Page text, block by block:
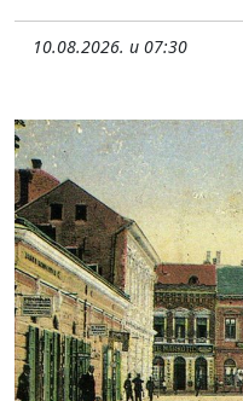
10.08.2026. u 07:30